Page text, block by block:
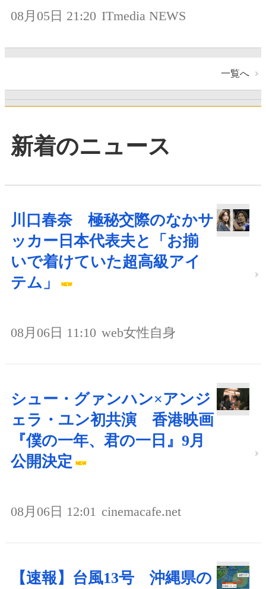
08月05日 21:20 ITmedia NEWS
一覧へ
新着のニュース
川口春奈 極秘交際のなかサ
ッカー日本代表夫と「お揃
いで着けていた超高級アイ
テム」
08月06日 11:10 web女性自身
シュー・グァンハン×アンジ
ェラ・ユン初共演 香港映画
『僕の一年、君の一日』9月
公開決定
08月06日 12:01 cinemacafe.net
【速報】台風13号 沖縄県の